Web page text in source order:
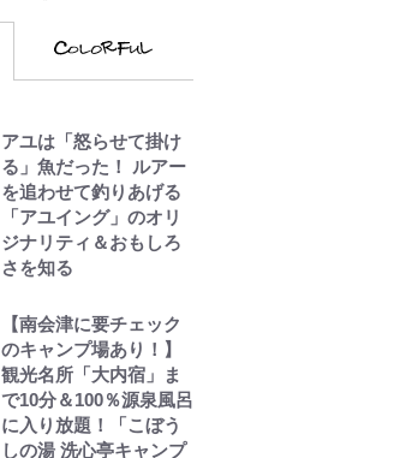
アユは「怒らせて掛け
る」魚だった！ ルアー
を追わせて釣りあげる
「アユイング」のオリ
ジナリティ＆おもしろ
さを知る
【南会津に要チェック
のキャンプ場あり！】
観光名所「大内宿」ま
で10分＆100％源泉風呂
に入り放題！「こぼう
しの湯 洗心亭キャンプ